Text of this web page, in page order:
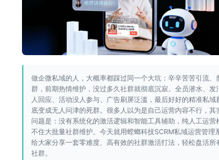
做企微私域的人，大概率都踩过同一个大坑：辛辛苦苦引流、
群，前期热情维护，没过多久社群就彻底沉寂。全员潜水、发
人回应、活动没人参与、广告刷屏泛滥，最后好好的精准私域
底变成无人问津的死群。很多人以为是自己运营内容不行，其
问题是：没有系统化的激活逻辑和智能工具辅助，纯人工运营
不住大批量社群维护。今天就用螳螂科技SCRM私域运营管理
给大家分享一套零难度、高有效的社群激活打法，轻松盘活所
社群。